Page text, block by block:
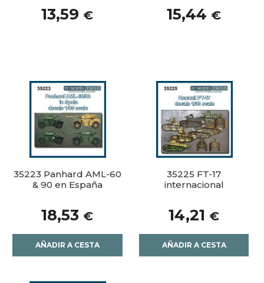
13,59 € 15,44 €
35223 Panhard AML-60
& 90 en España
18,53 €
AÑADIR A CESTA
35225 FT-17
internacional
14,21 €
AÑADIR A CESTA